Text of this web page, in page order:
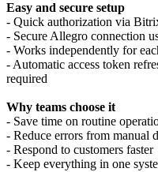
Easy and secure setup
- Quick authorization via
- Secure Allegro connection
- Works independently for
- Automatic access token
required
Why teams choose it
- Save time on routine
- Reduce errors from manual
- Respond to customers faster
- Keep everything in one